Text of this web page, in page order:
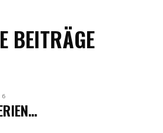
BEITRÄGE